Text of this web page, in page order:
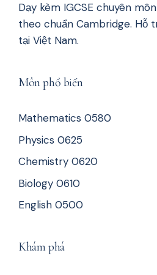
Dạy kèm IGCSE chuyên
theo chuẩn Cambridge. Hỗ
tại Việt Nam.
Môn phổ biến
Mathematics 0580
Physics 0625
Chemistry 0620
Biology 0610
English 0500
Khám phá